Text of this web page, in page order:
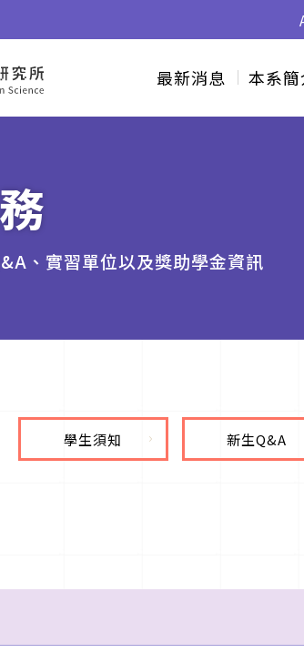
最新消息 本系簡
、實習單位以及獎助學金資訊
學生須知 新生Q&A